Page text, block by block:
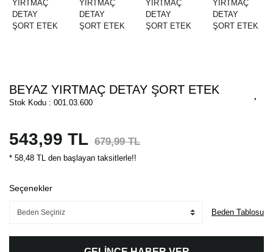
BEYAZ YIRTMAÇ DETAY ŞORT ETEK
Stok Kodu : 001.03.600
543,99 TL 679,99 TL
* 58,48 TL den başlayan taksitlerle!!
Seçenekler
Beden Tablosu